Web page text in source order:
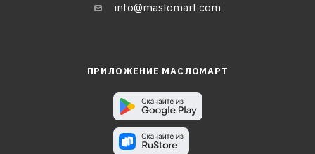
info@maslomart.com
ПРИЛОЖЕНИЕ МАСЛОМАРТ